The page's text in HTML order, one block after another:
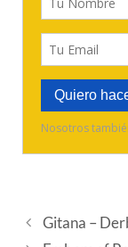
Gitana –